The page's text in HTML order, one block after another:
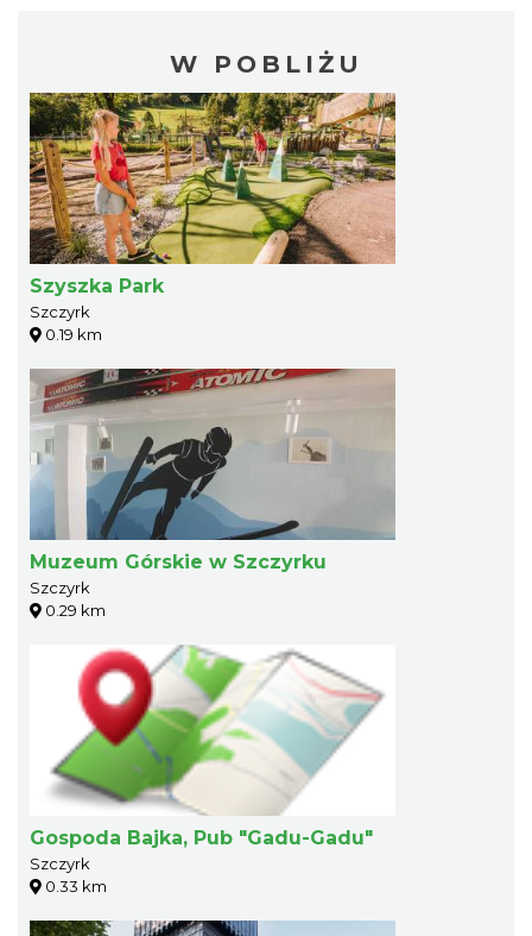
W POBLIŻU
Szyszka Park
Szczyrk
0.19 km
Muzeum Górskie w Szczyrku
Szczyrk
0.29 km
Gospoda Bajka, Pub "Gadu-Gadu"
Szczyrk
0.33 km